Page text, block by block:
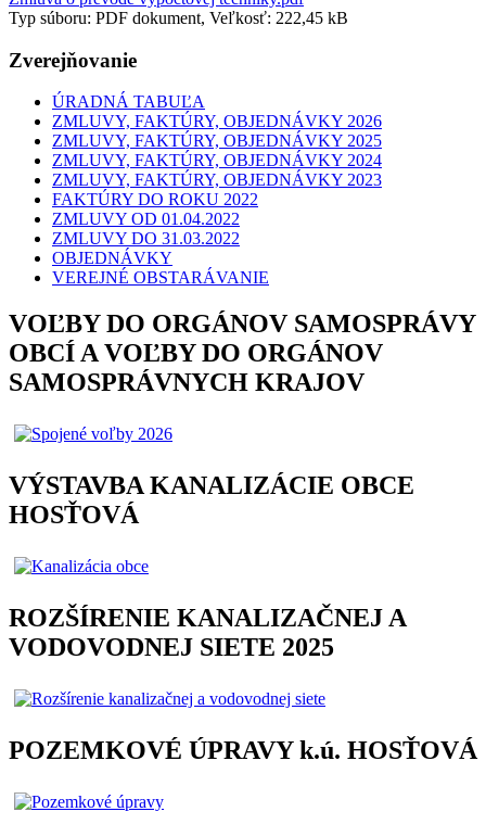
Typ súboru: PDF dokument, Veľkosť: 222,45 kB
Zverejňovanie
ÚRADNÁ TABUĽA
ZMLUVY, FAKTÚRY, OBJEDNÁVKY 2026
ZMLUVY, FAKTÚRY, OBJEDNÁVKY 2025
ZMLUVY, FAKTÚRY, OBJEDNÁVKY 2024
ZMLUVY, FAKTÚRY, OBJEDNÁVKY 2023
FAKTÚRY DO ROKU 2022
ZMLUVY OD 01.04.2022
ZMLUVY DO 31.03.2022
OBJEDNÁVKY
VEREJNÉ OBSTARÁVANIE
VOĽBY DO ORGÁNOV SAMOSPRÁVY
OBCÍ A VOĽBY DO ORGÁNOV
SAMOSPRÁVNYCH KRAJOV
VÝSTAVBA KANALIZÁCIE OBCE
HOSŤOVÁ
ROZŠÍRENIE KANALIZAČNEJ A
VODOVODNEJ SIETE 2025
POZEMKOVÉ ÚPRAVY k.ú. HOSŤOVÁ